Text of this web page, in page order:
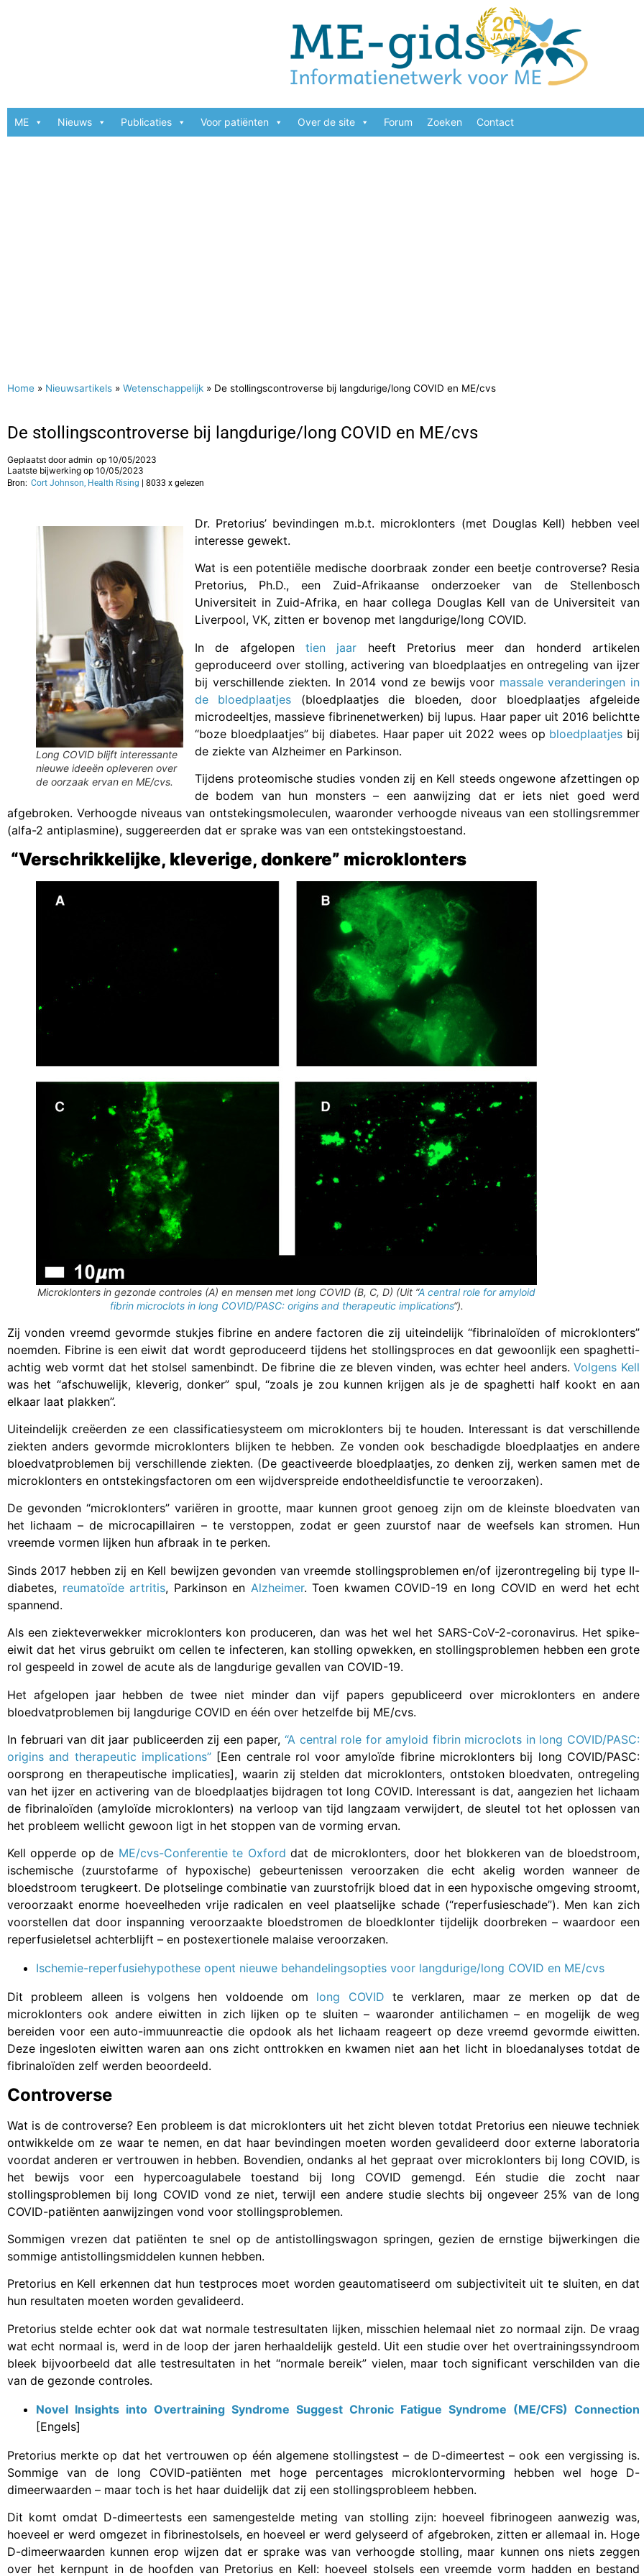
ME Nieuws Publicaties Voor patiënten Over de site Forum Zoeken Contact
Home » Nieuwsartikels » Wetenschappelijk » De stollingscontroverse bij langdurige/long COVID en ME/cvs
De stollingscontroverse bij langdurige/long COVID en ME/cvs
Geplaatst dooradmin op 10/05/2023
Laatste bijwerking op 10/05/2023
Bron: Cort Johnson, Health Rising | 8033 x gelezen
Long COVID blijft interessante
nieuwe ideeën opleveren over
de oorzaak ervan en ME/cvs.
Dr. Pretorius’ bevindingen m.b.t. microklonters (met Douglas Kell) hebben veel
interesse gewekt.
Wat is een potentiële medische doorbraak zonder een beetje controverse? Resia
Pretorius, Ph.D., een Zuid-Afrikaanse onderzoeker van de Stellenbosch
Universiteit in Zuid-Afrika, en haar collega Douglas Kell van de Universiteit van
Liverpool, VK, zitten er bovenop met langdurige/long COVID.
In de afgelopen tien jaar heeft Pretorius meer dan honderd artikelen
geproduceerd over stolling, activering van bloedplaatjes en ontregeling van ijzer
bij verschillende ziekten. In 2014 vond ze bewijs voor massale veranderingen in
de bloedplaatjes (bloedplaatjes die bloeden, door bloedplaatjes afgeleide
microdeeltjes, massieve fibrinenetwerken) bij lupus. Haar paper uit 2016 belichtte
“boze bloedplaatjes” bij diabetes. Haar paper uit 2022 wees op bloedplaatjes bij
de ziekte van Alzheimer en Parkinson.
Tijdens proteomische studies vonden zij en Kell steeds ongewone afzettingen op
de bodem van hun monsters – een aanwijzing dat er iets niet goed werd
afgebroken. Verhoogde niveaus van ontstekingsmoleculen, waaronder verhoogde niveaus van een stollingsremmer
(alfa-2 antiplasmine), suggereerden dat er sprake was van een ontstekingstoestand.
“Verschrikkelijke, kleverige, donkere” microklonters
Microklonters in gezonde controles (A) en mensen met long COVID (B, C, D) (Uit “A central role for amyloid
fibrin microclots in long COVID/PASC: origins and therapeutic implications“).
Zij vonden vreemd gevormde stukjes fibrine en andere factoren die zij uiteindelijk “fibrinaloïden of microklonters”
noemden. Fibrine is een eiwit dat wordt geproduceerd tijdens het stollingsproces en dat gewoonlijk een spaghetti-
achtig web vormt dat het stolsel samenbindt. De fibrine die ze bleven vinden, was echter heel anders.Volgens Kell
was het “afschuwelijk, kleverig, donker” spul, “zoals je zou kunnen krijgen als je de spaghetti half kookt en aan
elkaar laat plakken”.
Uiteindelijk creëerden ze een classificatiesysteem om microklonters bij te houden. Interessant is dat verschillende
ziekten anders gevormde microklonters blijken te hebben. Ze vonden ook beschadigde bloedplaatjes en andere
bloedvatproblemen bij verschillende ziekten. (De geactiveerde bloedplaatjes, zo denken zij, werken samen met de
microklonters en ontstekingsfactoren om een wijdverspreide endotheeldisfunctie te veroorzaken).
De gevonden “microklonters” variëren in grootte, maar kunnen groot genoeg zijn om de kleinste bloedvaten van
het lichaam – de microcapillairen – te verstoppen, zodat er geen zuurstof naar de weefsels kan stromen. Hun
vreemde vormen lijken hun afbraak in te perken.
Sinds 2017 hebben zij en Kell bewijzen gevonden van vreemde stollingsproblemen en/of ijzerontregeling bij type II-
diabetes, reumatoïde artritis, Parkinson en Alzheimer. Toen kwamen COVID-19 en long COVID en werd het echt
spannend.
Als een ziekteverwekker microklonters kon produceren, dan was het wel het SARS-CoV-2-coronavirus. Het spike-
eiwit dat het virus gebruikt om cellen te infecteren, kan stolling opwekken, en stollingsproblemen hebben een grote
rol gespeeld in zowel de acute als de langdurige gevallen van COVID-19.
Het afgelopen jaar hebben de twee niet minder dan vijf papers gepubliceerd over microklonters en andere
bloedvatproblemen bij langdurige COVID en één over hetzelfde bij ME/cvs.
In februari van dit jaar publiceerden zij een paper, “A central role for amyloid fibrin microclots in long COVID/PASC:
origins and therapeutic implications”[Een centrale rol voor amyloïde fibrine microklonters bij long COVID/PASC:
oorsprong en therapeutische implicaties], waarin zij stelden dat microklonters, ontstoken bloedvaten, ontregeling
van het ijzer en activering van de bloedplaatjes bijdragen tot long COVID. Interessant is dat, aangezien het lichaam
de fibrinaloïden (amyloïde microklonters) na verloop van tijd langzaam verwijdert, de sleutel tot het oplossen van
het probleem wellicht gewoon ligt in het stoppen van de vorming ervan.
Kell opperde op de ME/cvs-Conferentie te Oxford dat de microklonters, door het blokkeren van de bloedstroom,
ischemische (zuurstofarme of hypoxische) gebeurtenissen veroorzaken die echt akelig worden wanneer de
bloedstroom terugkeert. De plotselinge combinatie van zuurstofrijk bloed dat in een hypoxische omgeving stroomt,
veroorzaakt enorme hoeveelheden vrije radicalen en veel plaatselijke schade (“reperfusieschade”). Men kan zich
voorstellen dat door inspanning veroorzaakte bloedstromen de bloedklonter tijdelijk doorbreken – waardoor een
reperfusieletsel achterblijft – en postexertionele malaise veroorzaken.
Ischemie-reperfusiehypothese opent nieuwe behandelingsopties voor langdurige/long COVID en ME/cvs
Dit probleem alleen is volgens hen voldoende om long COVID te verklaren, maar ze merken op dat de
microklonters ook andere eiwitten in zich lijken op te sluiten – waaronder antilichamen – en mogelijk de weg
bereiden voor een auto-immuunreactie die opdook als het lichaam reageert op deze vreemd gevormde eiwitten.
Deze ingesloten eiwitten waren aan ons zicht onttrokken en kwamen niet aan het licht in bloedanalyses totdat de
fibrinaloïden zelf werden beoordeeld.
Controverse
Wat is de controverse? Een probleem is dat microklonters uit het zicht bleven totdat Pretorius een nieuwe techniek
ontwikkelde om ze waar te nemen, en dat haar bevindingen moeten worden gevalideerd door externe laboratoria
voordat anderen er vertrouwen in hebben. Bovendien, ondanks al het gepraat over microklonters bij long COVID, is
het bewijs voor een hypercoagulabele toestand bij long COVID gemengd. Eén studie die zocht naar
stollingsproblemen bij long COVID vond ze niet, terwijl een andere studie slechts bij ongeveer 25% van de long
COVID-patiënten aanwijzingen vond voor stollingsproblemen.
Sommigen vrezen dat patiënten te snel op de antistollingswagon springen, gezien de ernstige bijwerkingen die
sommige antistollingsmiddelen kunnen hebben.
Pretorius en Kell erkennen dat hun testproces moet worden geautomatiseerd om subjectiviteit uit te sluiten, en dat
hun resultaten moeten worden gevalideerd.
Pretorius stelde echter ook dat wat normale testresultaten lijken, misschien helemaal niet zo normaal zijn. De vraag
wat echt normaal is, werd in de loop der jaren herhaaldelijk gesteld. Uit een studie over het overtrainingssyndroom
bleek bijvoorbeeld dat alle testresultaten in het “normale bereik” vielen, maar toch significant verschilden van die
van de gezonde controles.
Novel Insights into Overtraining Syndrome Suggest Chronic Fatigue Syndrome (ME/CFS) Connection
[Engels]
Pretorius merkte op dat het vertrouwen op één algemene stollingstest – de D-dimeertest – ook een vergissing is.
Sommige van de long COVID-patiënten met hoge percentages microklontervorming hebben wel hoge D-
dimeerwaarden – maar toch is het haar duidelijk dat zij een stollingsprobleem hebben.
Dit komt omdat D-dimeertests een samengestelde meting van stolling zijn: hoeveel fibrinogeen aanwezig was,
hoeveel er werd omgezet in fibrinestolsels, en hoeveel er werd gelyseerd of afgebroken, zitten er allemaal in. Hoge
D-dimeerwaarden kunnen erop wijzen dat er sprake was van verhoogde stolling, maar kunnen ons niets zeggen
over het kernpunt in de hoofden van Pretorius en Kell: hoeveel stolsels een vreemde vorm hadden en bestand